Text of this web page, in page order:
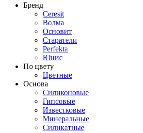
Бренд
Ceresit
Волма
Основит
Старатели
Perfekta
Юнис
По цвету
Цветные
Основа
Силиконовые
Гипсовые
Известковые
Минеральные
Силикатные